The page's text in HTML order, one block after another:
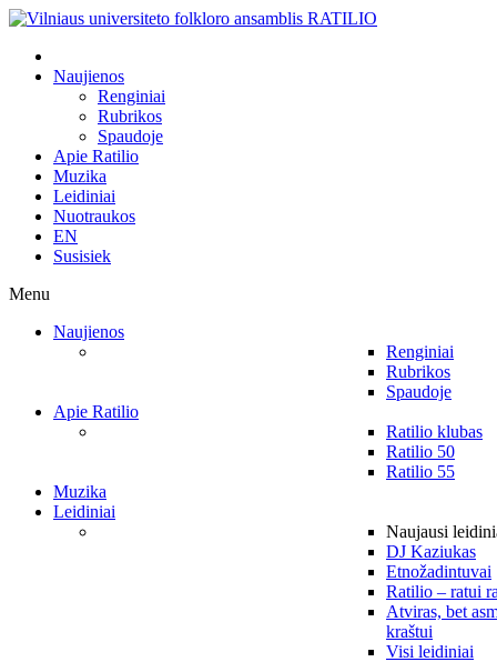
Naujienos
Renginiai
Rubrikos
Spaudoje
Apie Ratilio
Muzika
Leidiniai
Nuotraukos
EN
Susisiek
Menu
Naujienos
Renginiai
Rubrikos
Spaudoje
Apie Ratilio
Ratilio klubas
Ratilio 50
Ratilio 55
Muzika
Leidiniai
Naujausi
DJ Kaziukas
Etnožadintuvai
Ratilio – ratui
Atviras, bet
kraštui
Visi leidiniai